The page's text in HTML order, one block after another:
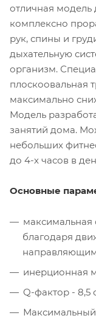
отличная модель
комплексно
рук, спины и
дыхательную
организм.
плоскоовальная
максимально
Модель
занятий дома.
небольших
до 4-х часов в
Основные
максимальная
благодаря
инерционная
Q-фактор - 8,5
Максимальный